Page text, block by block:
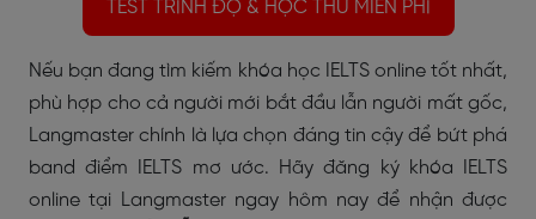
TEST TRÌNH ĐỘ & HỌC THỬ MIỄN PHÍ
Nếu bạn đang tìm kiếm khóa học IELTS online tốt nhất,
phù hợp cho cả người mới bắt đầu lẫn người mất gốc,
Langmaster chính là lựa chọn đáng tin cậy để bứt phá
band điểm IELTS mơ ước. Hãy đăng ký khóa IELTS
online tại Langmaster ngay hôm nay để nhận được